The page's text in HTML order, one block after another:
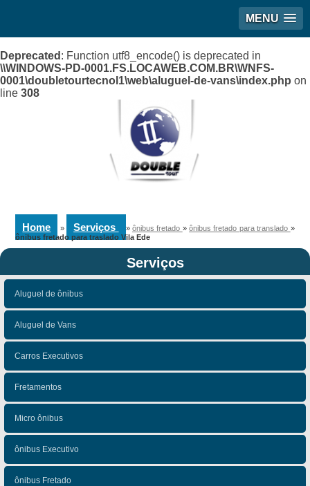
MENU
Deprecated : Function utf8_encode() is deprecated in
\\WINDOWS-PD-0001.FS.LOCAWEB.COM.BR\WNFS-
0001\doubletourtecnol1\web\aluguel-de-vans\index.php on
line 308
Home » Serviços » ônibus fretado »ônibus fretado para translado »
ônibus fretado para traslado Vila Ede
Serviços
Aluguel de ônibus
Aluguel de Vans
Carros Executivos
Fretamentos
Micro ônibus
ônibus Executivo
ônibus Fretado